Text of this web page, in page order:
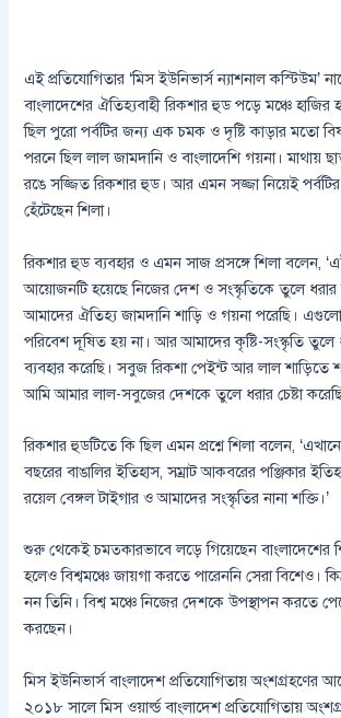
এই প্রতিযোগিতার ‘মিস ইউনিভার্স ন্যাশনাল কস্টিউম’
বাংলাদেশের ঐতিহ্যবাহী রিকশার হুড পড়ে মঞ্চে হাজির
ছিল পুরো পর্বটির জন্য এক চমক ও দৃষ্টি কাড়ার মতো
পরনে ছিল লাল জামদানি ও বাংলাদেশি গয়না। মাথায়
রঙে সজ্জিত রিকশার হুড। আর এমন সজ্জা নিয়েই
হেঁটেছেন শিলা।
রিকশার হুড ব্যবহার ও এমন সাজ প্রসঙ্গে শিলা বলেন, ‘এই
আয়োজনটি হয়েছে নিজের দেশ ও সংস্কৃতিকে তুলে
আমাদের ঐতিহ্য জামদানি শাড়ি ও গয়না পরেছি।
পরিবেশ দূষিত হয় না। আর আমাদের কৃষ্টি-সংস্কৃতি
ব্যবহার করেছি। সবুজ রিকশা পেইন্ট আর লাল শাড়িতে
আমি আমার লাল-সবুজের দেশকে তুলে ধরার চেষ্টা
রিকশার হুডটিতে কি ছিল এমন প্রশ্নে শিলা বলেন,
বছরের বাঙালির ইতিহাস, সম্রাট আকবরের পঞ্জিকার
রয়েল বেঙ্গল টাইগার ও আমাদের সংস্কৃতির নানা শক্তি।’
শুরু থেকেই চমত্কারভাবে লড়ে গিয়েছেন বাংলাদেশের
হলেও বিশ্বমঞ্চে জায়গা করতে পারেননি সেরা বিশেও।
নন তিনি। বিশ্ব মঞ্চে নিজের দেশকে উপস্থাপন করতে
করছেন।
মিস ইউনিভার্স বাংলাদেশ প্রতিযোগিতায় অংশগ্রহণের
২০১৮ সালে মিস ওয়ার্ল্ড বাংলাদেশ প্রতিযোগিতায়